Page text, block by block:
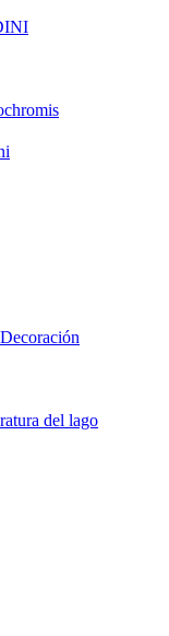
del lago